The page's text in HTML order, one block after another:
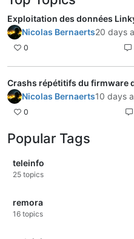
Exploitation des données
Nicolas Bernaerts20 days
0
Crashs répétitifs du firmware
Nicolas Bernaerts10 days
0
Popular Tags
teleinfo
25 topics
remora
16 topics